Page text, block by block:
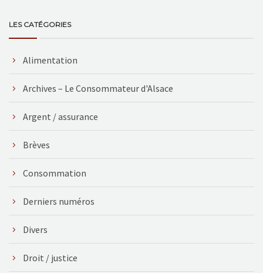
LES CATÉGORIES
Alimentation
Archives – Le Consommateur d'Alsace
Argent / assurance
Brèves
Consommation
Derniers numéros
Divers
Droit / justice